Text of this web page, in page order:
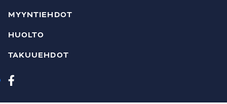
MYYNTIEHDOT
HUOLTO
TAKUUEHDOT